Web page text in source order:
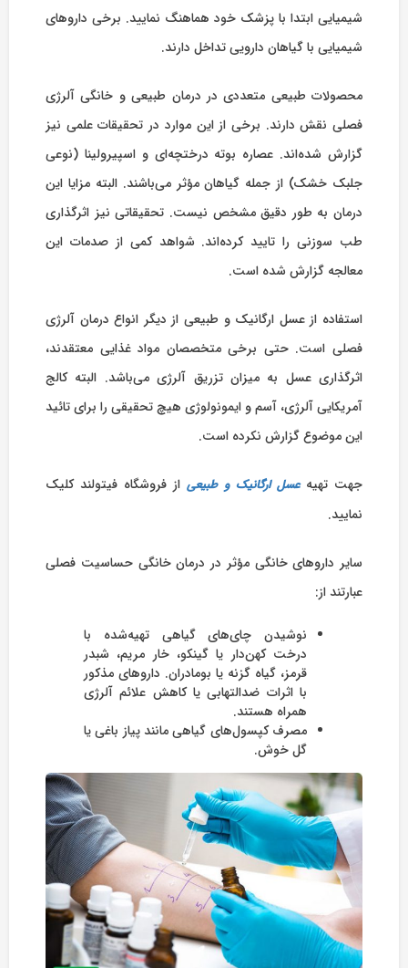
شیمیایی ابتدا با پزشک خود هماهنگ نمایید. برخی داروهای
شیمیایی با گیاهان دارویی تداخل دارند.
محصولات طبیعی متعددی در درمان طبیعی و خانگی آلرژی
فصلی نقش دارند. برخی از این موارد در تحقیقات علمی نیز
گزارش شده‌اند. عصاره بوته درختچه‌ای و اسپیرولینا (نوعی
جلبک خشک) از جمله گیاهان مؤثر می‌باشند. البته مزایا این
درمان به طور دقیق مشخص نیست. تحقیقاتی نیز اثرگذاری
طب سوزنی را تایید کرده‌اند. شواهد کمی از صدمات این
معالجه گزارش شده است.
استفاده از عسل ارگانیک و طبیعی از دیگر انواع درمان آلرژی
فصلی است. حتی برخی متخصصان مواد غذایی معتقدند،
اثرگذاری عسل به میزان تزریق آلرژی می‌باشد. البته کالج
آمریکایی آلرژی، آسم و ایمونولوژی هیچ تحقیقی را برای تائید
این موضوع گزارش نکرده است.
جهت تهیهعسل ارگانیک و طبیعی از فروشگاه فیتولند کلیک
نمایید.
سایر داروهای خانگی مؤثر در درمان خانگی حساسیت فصلی
عبارتند از:
نوشیدن چای‌های گیاهی تهیه‌شده با
درخت کهن‌دار یا گینکو، خار مریم، شبدر
قرمز، گیاه گزنه یا بومادران. داروهای مذکور
با اثرات ضدالتهابی یا کاهش علائم آلرژی
همراه هستند.
مصرف کپسول‌های گیاهی مانند پیاز باغی یا
گل خوش.